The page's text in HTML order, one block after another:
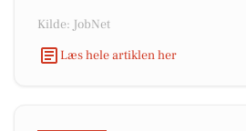
Kilde: JobNet
Læs hele artiklen her